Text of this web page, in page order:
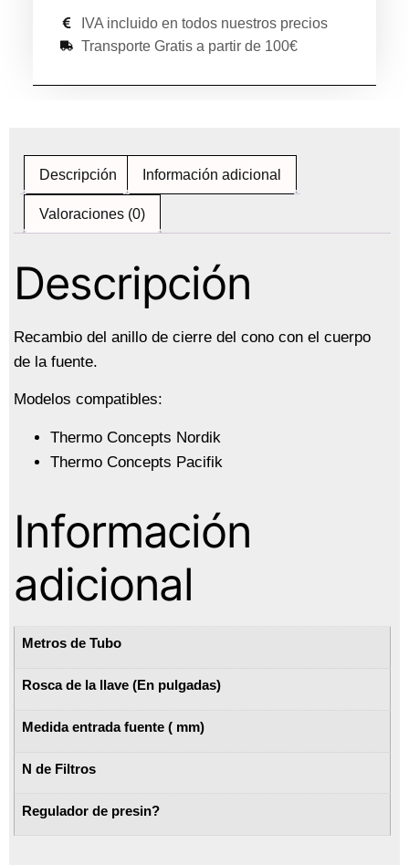
IVA incluido en todos nuestros precios
Transporte Gratis a partir de 100€
Descripción Información adicional
Valoraciones (0)
Descripción
Recambio del anillo de cierre del cono con el cuerpo
de la fuente.
Modelos compatibles:
Thermo Concepts Nordik
Thermo Concepts Pacifik
Información
adicional
Metros de Tubo
Rosca de la llave (En pulgadas)
Medida entrada fuente ( mm)
N de Filtros
Regulador de presin?